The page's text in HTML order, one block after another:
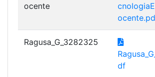
ocente
Ragusa_G_3282325
df